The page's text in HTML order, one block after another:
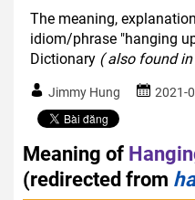
The meaning,
idiom/phrase "hanging
Dictionary ( also found in
Jimmy Hung 2021-
Meaning of
(redirected from